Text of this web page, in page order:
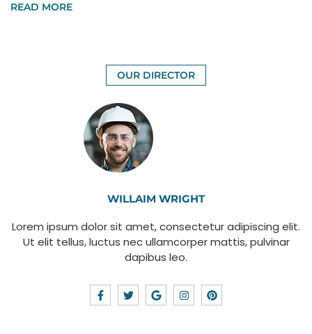
READ MORE
OUR DIRECTOR
WILLAIM WRIGHT
Lorem ipsum dolor sit amet, consectetur adipiscing elit.
Ut elit tellus, luctus nec ullamcorper mattis, pulvinar
dapibus leo.